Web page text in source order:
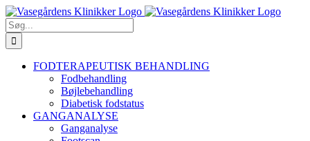
Skip
to
content
Facebook
YouTube
Instagram
E-
mail
Phone
Søg
efter:
FODTERAPEUTISK BEHANDLING
Fodbehandling
Bøjlebehandling
Diabetisk fodstatus
GANGANALYSE
Ganganalyse